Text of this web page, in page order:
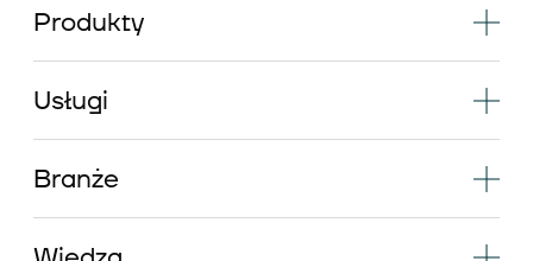
Produkty
Usługi
Branże